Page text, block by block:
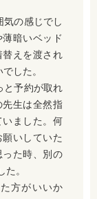
気の感じでし
暗いベッド
えを渡され
した。
と予約が取れ
生は全然指
ました。何
いしていた
った時、別の
。
方がいいか